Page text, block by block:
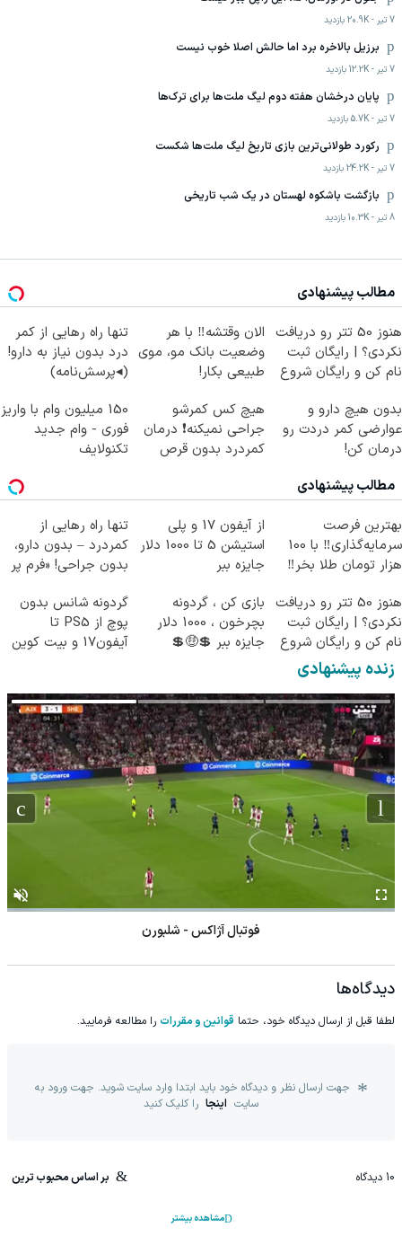
7 تیر -
20.9K بازدید
برزیل بالاخره برد اما حالش اصلا خوب نیست
7 تیر -
12.2K بازدید
پایان درخشان هفته دوم لیگ ملت‌ها برای ترک‌ها
7 تیر -
5.7K بازدید
رکورد طولانی‌ترین بازی تاریخ لیگ ملت‌ها شکست
7 تیر -
24.2K بازدید
بازگشت باشکوه لهستان در یک شب تاریخی
8 تیر -
10.3K بازدید
مطالب پیشنهادی
هنوز 50 تتر رو دریافت
نکردی؟ | رایگان ثبت
نام کن و رایگان شروع
الان وقتشه‼️ با هر
وضعیت بانک مو، موی
طبیعی بکار!
تنها راه رهایی از کمر
درد بدون نیاز به دارو!
(◂پرسش‌نامه)
بدون هیچ دارو و
عوارضی کمر دردت رو
درمان کن!
هیچ کس کمرشو
جراحی نمیکنه❗ درمان
کمردرد بدون قرص
150 میلیون وام با واریز
فوری - وام جدید
تکنولایف
مطالب پیشنهادی
بهترین فرصت
سرمایه‌گذاری‼️ با 100
هزار تومان طلا بخر‼️
از آیفون 17 و پلی
استیشن 5 تا 1000 دلار
جایزه ببر
تنها راه رهایی از
کمردرد – بدون دارو،
بدون جراحی! «فرم پر
هنوز 50 تتر رو دریافت
نکردی؟ | رایگان ثبت
نام کن و رایگان شروع
کن!
بازی کن ، گردونه
بچرخون ، 1000 دلار
جایزه ببر 💲🤑💲
گردونه شانس بدون
پوچ از PS5 تا
آیفون17 و بیت کوین
زنده پیشنهادی
فوتبال آژاکس - شلبورن
دیدگاه‌ها
لطفا قبل از ارسال دیدگاه خود، حتما قوانین و مقررات را مطالعه فرمایید.
جهت ارسال نظر و دیدگاه خود باید ابتدا وارد سایت شوید. جهت ورود به
سایت اینجا را کلیک کنید
10 دیدگاه بر اساس محبوب ترین
مشاهده بیشتر